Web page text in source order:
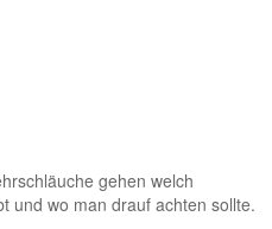
gehen welch
und wo man drauf achten sollte.